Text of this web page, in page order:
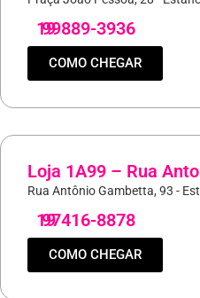
19
99889-3936
COMO CHEGAR
Loja 1A99 – Rua
Rua Antônio Gambetta, 93 -
19
97416-8878
COMO CHEGAR